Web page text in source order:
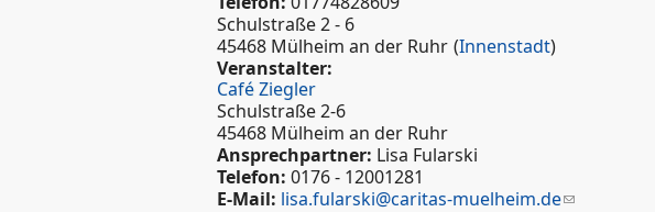
Schulstraße 2 - 6
45468 Mülheim an der Ruhr (Innenstadt)
Veranstalter:
Café Ziegler
Schulstraße 2-6
45468 Mülheim an der Ruhr
Ansprechpartner: Lisa Fularski
Telefon: 0176 - 12001281
E-Mail: lisa.fularski@caritas-muelheim.de